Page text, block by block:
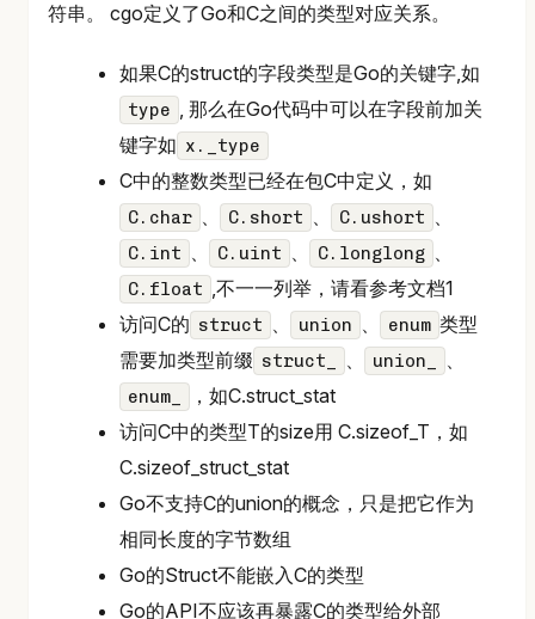
符串。 cgo定义了Go和C之间的类型对应关系。
如果C的struct的字段类型是Go的关键字,如
type , 那么在Go代码中可以在字段前加关
键字如 x._type
C中的整数类型已经在包C中定义，如
C.char 、 C.short 、 C.ushort 、
C.int 、 C.uint 、 C.longlong 、
C.float ,不一一列举，请看参考文档1
访问C的 struct 、 union 、 enum 类型
需要加类型前缀 struct_ 、 union_ 、
enum_
，如C.struct_stat
访问C中的类型T的size用 C.sizeof_T，如
C.sizeof_struct_stat
Go不支持C的union的概念，只是把它作为
相同长度的字节数组
Go的Struct不能嵌入C的类型
Go的API不应该再暴露C的类型给外部